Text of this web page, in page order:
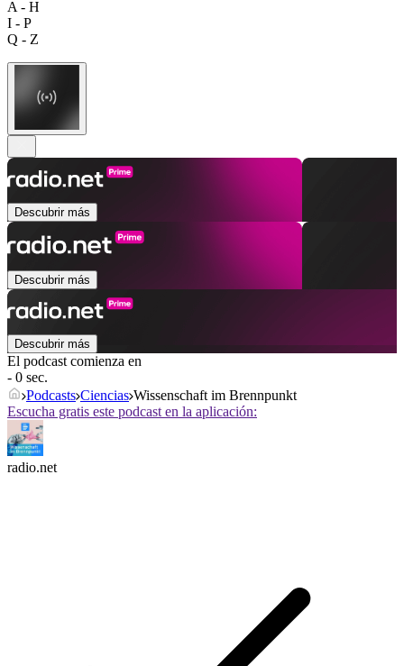
A - H
I - P
Q - Z
Descubrir más
Descubrir más
Descubrir más
El podcast comienza en
- 0 sec.
Podcasts Ciencias Wissenschaft im Brennpunkt
Escucha gratis este podcast en la aplicación:
radio.net